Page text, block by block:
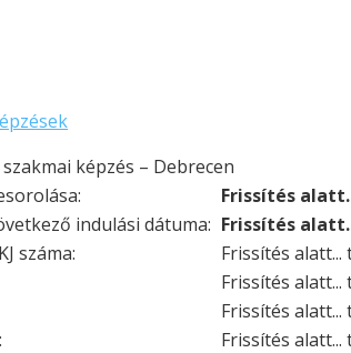
képzés – Debrecen
Frissítés
indulási dátuma: Frissítés
száma:
Frissítés
Frissítés
Frissítés
Frissítés